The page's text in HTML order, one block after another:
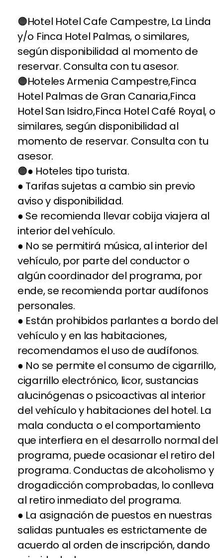
Hotel Hotel Cafe Campestre, La Linda
y/o Finca Hotel Palmas, o similares,
según disponibilidad al momento de
reservar. Consulta con tu asesor.
Hoteles Armenia Campestre,Finca
Hotel Palmas de Gran Canaria,Finca
Hotel San Isidro,Finca Hotel Café Royal, o
similares, según disponibilidad al
momento de reservar. Consulta con tu
asesor.
● Hoteles tipo turista.
● Tarifas sujetas a cambio sin previo
aviso y disponibilidad.
● Se recomienda llevar cobija viajera al
interior del vehículo.
● No se permitirá música, al interior del
vehículo, por parte del conductor o
algún coordinador del programa, por
ende, se recomienda portar audífonos
personales.
● Están prohibidos parlantes a bordo del
vehículo y en las habitaciones,
recomendamos el uso de audífonos.
● No se permite el consumo de cigarrillo,
cigarrillo electrónico, licor, sustancias
alucinógenas o psicoactivas al interior
del vehículo y habitaciones del hotel. La
mala conducta o el comportamiento
que interfiera en el desarrollo normal del
programa, puede ocasionar el retiro del
programa. Conductas de alcoholismo y
drogadicción comprobadas, lo conlleva
al retiro inmediato del programa.
● La asignación de puestos en nuestras
salidas puntuales es estrictamente de
acuerdo al orden de inscripción, dando